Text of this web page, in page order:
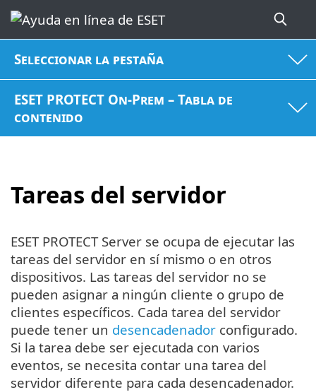
Seleccionar la pestaña
ESET PROTECT On-Prem – Tabla de
contenido
Tareas del servidor
ESET PROTECT Server se ocupa de ejecutar las
tareas del servidor en sí mismo o en otros
dispositivos. Las tareas del servidor no se
pueden asignar a ningún cliente o grupo de
clientes específicos. Cada tarea del servidor
puede tener un desencadenador configurado.
Si la tarea debe ser ejecutada con varios
eventos, se necesita contar una tarea del
servidor diferente para cada desencadenador.